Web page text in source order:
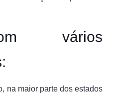
vários
na maior parte dos estados